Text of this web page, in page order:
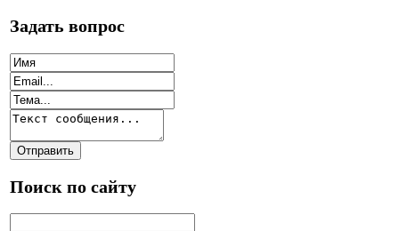
Задать вопрос
Поиск по сайту